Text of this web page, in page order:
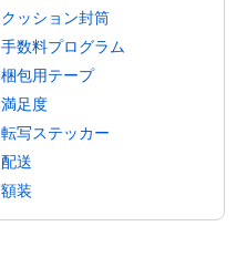
クッション封筒
手数料プログラム
梱包用テープ
満足度
転写ステッカー
配送
額装